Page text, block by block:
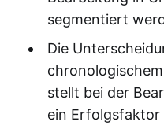
segmentiert
Die
stellt bei der
ein Erfolgsfaktor